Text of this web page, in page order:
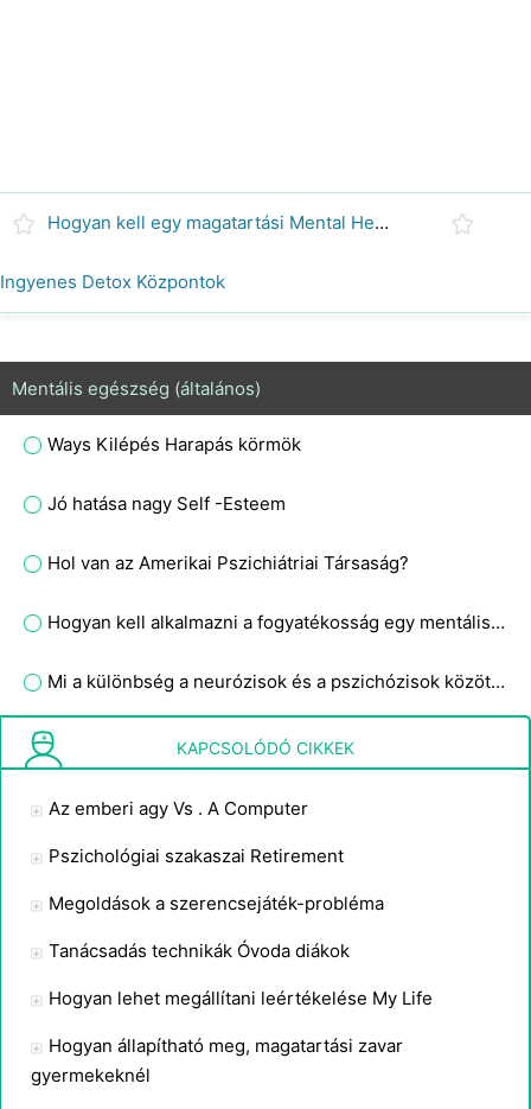
Hogyan kell egy magatartási Mental Health Assessment
Ingyenes Detox Központok
Mentális egészség (általános)
Ways Kilépés Harapás körmök
Jó hatása nagy Self -Esteem
Hol van az Amerikai Pszichiátriai Társaság?
Hogyan kell alkalmazni a fogyatékosság egy mentálisan beteg Child
Mi a különbség a neurózisok és a pszichózisok között, hogyan befolyásolhatják a demográfiai változók, például a faji társadalmi osztály neme a diagnózis címkézését?
KAPCSOLÓDÓ CIKKEK
Az emberi agy Vs . A Computer
Pszichológiai szakaszai Retirement
Megoldások a szerencsejáték-probléma
Tanácsadás technikák Óvoda diákok
Hogyan lehet megállítani leértékelése My Life
Hogyan állapítható meg, magatartási zavar
gyermekeknél